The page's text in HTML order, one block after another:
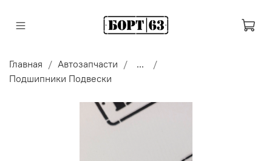
Главная Автозапчасти
...
Подшипники Подвески